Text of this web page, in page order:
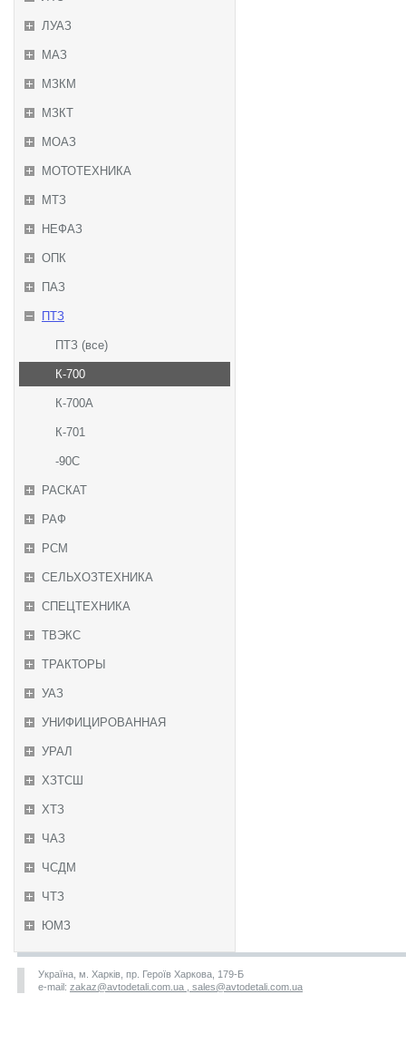
ЛУАЗ
МАЗ
МЗКМ
МЗКТ
МОАЗ
МОТОТЕХНИКА
МТЗ
НЕФАЗ
ОПК
ПАЗ
ПТЗ
ПТЗ (все)
К-700
К-700А
К-701
-90С
РАСКАТ
РАФ
РСМ
СЕЛЬХОЗТЕХНИКА
СПЕЦТЕХНИКА
ТВЭКС
ТРАКТОРЫ
УАЗ
УНИФИЦИРОВАННАЯ
УРАЛ
ХЗТСШ
ХТЗ
ЧАЗ
ЧСДМ
ЧТЗ
ЮМЗ
Україна, м. Харків, пр. Героїв Харкова, 179-Б
e-mail: zakaz@avtodetali.com.ua , sales@avtodetali.com.ua